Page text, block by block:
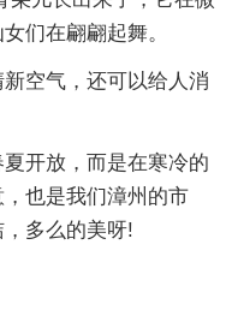
们在翩翩起舞。
空气，还可以给人消
开放，而是在寒冷的
也是我们漳州的市
多么的美呀!